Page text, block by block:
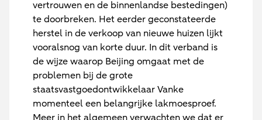
vertrouwen en de binnenlandse bestedingen)
te doorbreken. Het eerder geconstateerde
herstel in de verkoop van nieuwe huizen lijkt
vooralsnog van korte duur. In dit verband is
de wijze waarop Beijing omgaat met de
problemen bij de grote
staatsvastgoedontwikkelaar Vanke
momenteel een belangrijke lakmoesproef.